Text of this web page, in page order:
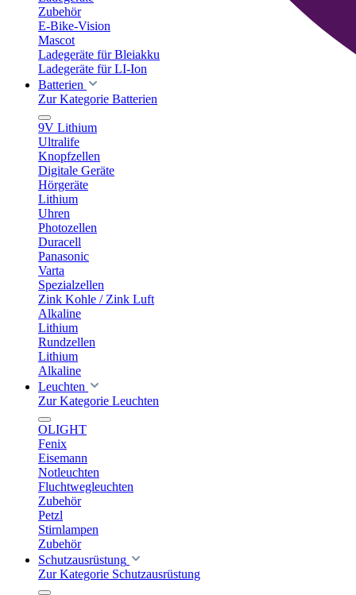
Zubehör
E-Bike-Vision
Mascot
Ladegeräte für Bleiakku
Ladegeräte für LI-Ion
Batterien
Zur Kategorie Batterien
9V Lithium
Ultralife
Knopfzellen
Digitale Geräte
Hörgeräte
Lithium
Uhren
Photozellen
Duracell
Panasonic
Varta
Spezialzellen
Zink Kohle / Zink Luft
Alkaline
Lithium
Rundzellen
Lithium
Alkaline
Leuchten
Zur Kategorie Leuchten
OLIGHT
Fenix
Eisemann
Notleuchten
Fluchtwegleuchten
Zubehör
Petzl
Stirnlampen
Zubehör
Schutzausrüstung
Zur Kategorie Schutzausrüstung